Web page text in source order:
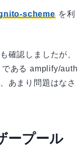
scheme を利
確認しましたが、
ある amplify/auth
あまり問題はなさ
ープール